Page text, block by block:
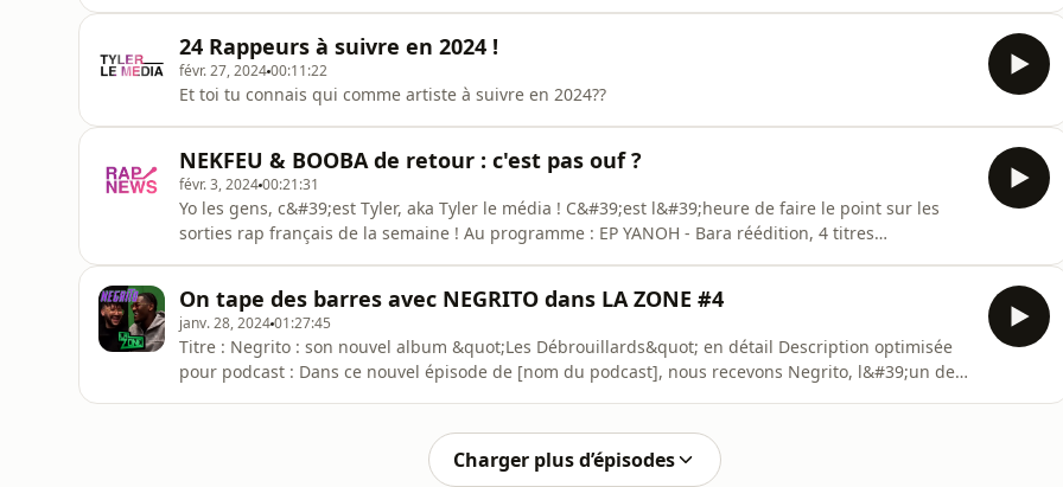
24 Rappeurs à suivre en 2024 !
févr. 27, 202400:11:22
Et toi tu connais qui comme artiste à suivre en 2024??
NEKFEU & BOOBA de retour : c'est pas ouf ?
févr. 3, 202400:21:31
Yo les gens, c&#39;est Tyler, aka Tyler le média ! C&#39;est l&#39;heure de faire le point sur les
sorties rap français de la semaine ! Au programme : EP YANOH - Bara réédition, 4 titres
Toujours moi extrait du
On tape des barres avec NEGRITO dans LA ZONE #4
janv. 28, 202401:27:45
Titre : Negrito : son nouvel album &quot;Les Débrouillards&quot; en détail Description optimisée
pour podcast : Dans ce nouvel épisode de [nom du podcast], nous recevons Negrito, l&#39;un des
Charger plus d’épisodes